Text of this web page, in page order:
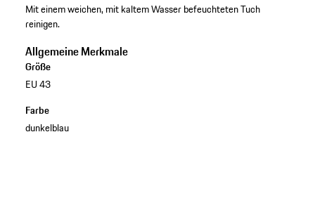
Mit einem weichen, mit kaltem Wasser befeuchteten Tuch
reinigen.
Allgemeine Merkmale
Größe
EU 43
Farbe
dunkelblau